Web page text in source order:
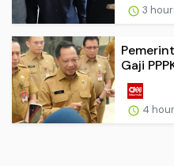
3
Gaji
4